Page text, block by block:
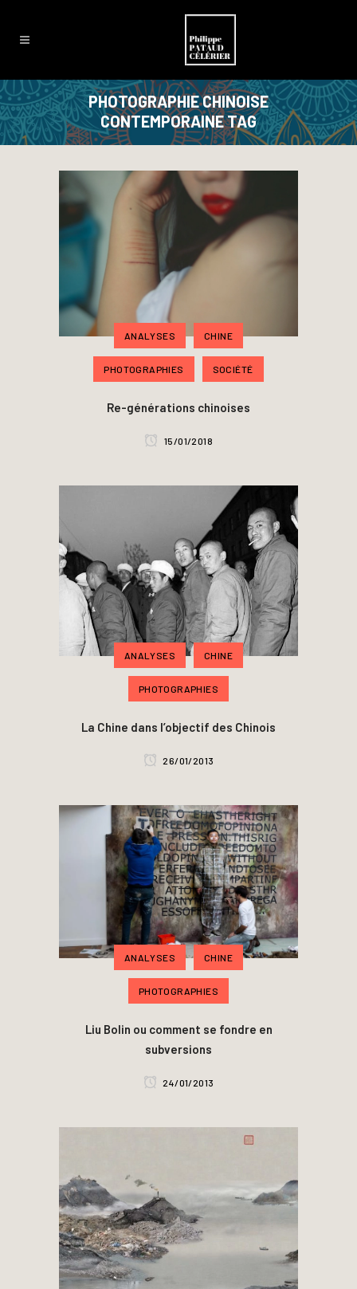
PHOTOGRAPHIE CHINOISE
CONTEMPORAINE TAG
ANALYSES CHINE
PHOTOGRAPHIES SOCIÉTÉ
Re-générations chinoises
15/01/2018
ANALYSES CHINE
PHOTOGRAPHIES
La Chine dans l’objectif des Chinois
26/01/2013
ANALYSES CHINE
PHOTOGRAPHIES
Liu Bolin ou comment se fondre en
subversions
24/01/2013